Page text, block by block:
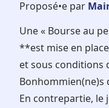
Proposé•e par
Une « Bourse au
**est mise en
et sous conditions
Bonhommien(ne)s
En contrepartie, le